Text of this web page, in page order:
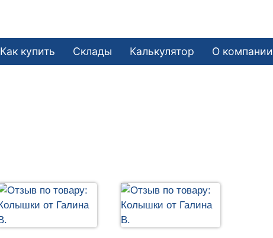
Как купить Склады Калькулятор О компании